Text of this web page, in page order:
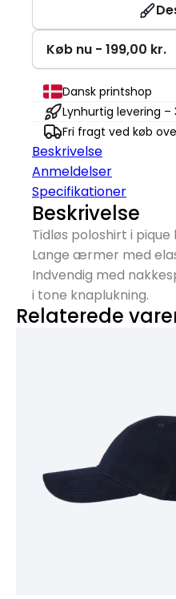
Dame
antal
Køb nu - 199,00 kr.
Dansk printshop
Lynhurtig levering
Fri fragt ved køb
Beskrivelse
Anmeldelser
Specifikationer
Beskrivelse
Tidløs poloshirt i
Lange ærmer med
Indvendig med
i tone knaplukning.
Relaterede